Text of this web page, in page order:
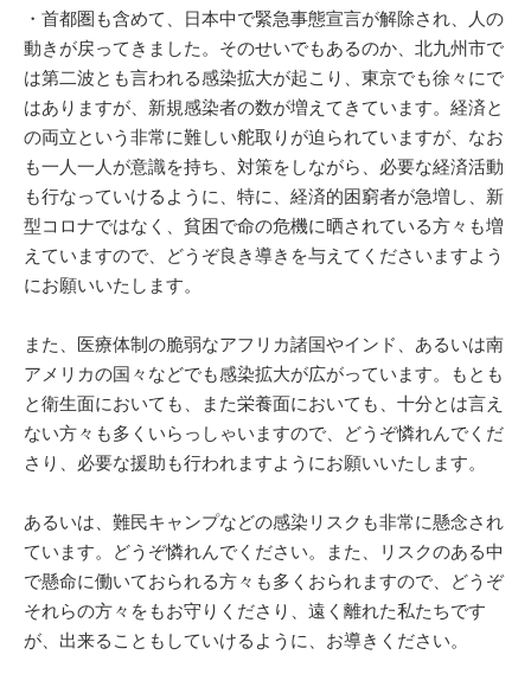
・首都圏も含めて、日本中で緊急事態宣言が解除され、人の
動きが戻ってきました。そのせいでもあるのか、北九州市で
は第二波とも言われる感染拡大が起こり、東京でも徐々にで
はありますが、新規感染者の数が増えてきています。経済と
の両立という非常に難しい舵取りが迫られていますが、なお
も一人一人が意識を持ち、対策をしながら、必要な経済活動
も行なっていけるように、特に、経済的困窮者が急増し、新
型コロナではなく、貧困で命の危機に晒されている方々も増
えていますので、どうぞ良き導きを与えてくださいますよう
にお願いいたします。
また、医療体制の脆弱なアフリカ諸国やインド、あるいは南
アメリカの国々などでも感染拡大が広がっています。もとも
と衛生面においても、また栄養面においても、十分とは言え
ない方々も多くいらっしゃいますので、どうぞ憐れんでくだ
さり、必要な援助も行われますようにお願いいたします。
あるいは、難民キャンプなどの感染リスクも非常に懸念され
ています。どうぞ憐れんでください。また、リスクのある中
で懸命に働いておられる方々も多くおられますので、どうぞ
それらの方々をもお守りくださり、遠く離れた私たちです
が、出来ることもしていけるように、お導きください。